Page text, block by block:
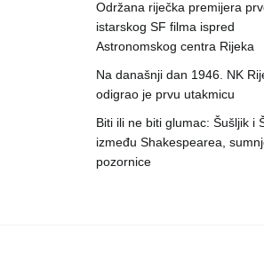
Održana riječka premijera
istarskog SF filma ispred
Astronomskog centra Rijeka
Na današnji dan 1946. NK
odigrao je prvu utakmicu
Biti ili ne biti glumac: Šušljik i
između Shakespearea,
pozornice